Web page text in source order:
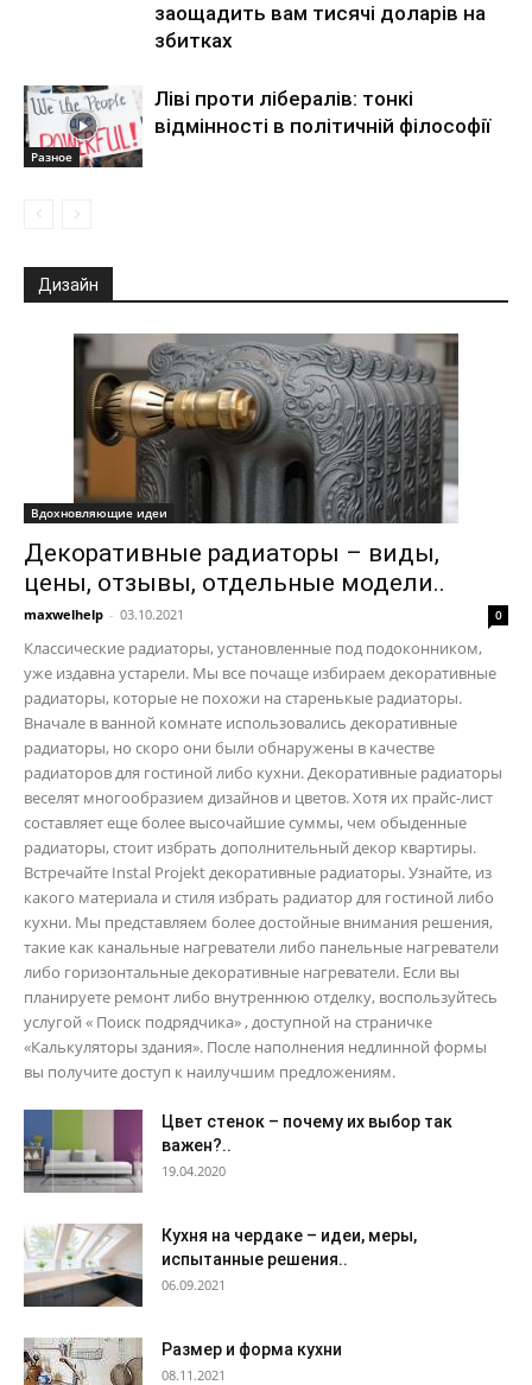
заощадить вам тисячі доларів на
збитках
Разное
Ліві проти лібералів: тонкі
відмінності в політичній філософії
Дизайн
Вдохновляющие идеи
Декоративные радиаторы – виды,
цены, отзывы, отдельные модели..
maxwelhelp - 03.10.2021 0
Классические радиаторы, установленные под подоконником,
уже издавна устарели. Мы все почаще избираем декоративные
радиаторы, которые не похожи на старенькые радиаторы.
Вначале в ванной комнате использовались декоративные
радиаторы, но скоро они были обнаружены в качестве
радиаторов для гостиной либо кухни. Декоративные радиаторы
веселят многообразием дизайнов и цветов. Хотя их прайс-лист
составляет еще более высочайшие суммы, чем обыденные
радиаторы, стоит избрать дополнительный декор квартиры.
Встречайте Instal Projekt декоративные радиаторы. Узнайте, из
какого материала и стиля избрать радиатор для гостиной либо
кухни. Мы представляем более достойные внимания решения,
такие как канальные нагреватели либо панельные нагреватели
либо горизонтальные декоративные нагреватели. Если вы
планируете ремонт либо внутреннюю отделку, воспользуйтесь
услугой « Поиск подрядчика» , доступной на страничке
«Калькуляторы здания». После наполнения недлинной формы
вы получите доступ к наилучшим предложениям.
Цвет стенок – почему их выбор так
важен?..
19.04.2020
Кухня на чердаке – идеи, меры,
испытанные решения..
06.09.2021
Размер и форма кухни
08.11.2021